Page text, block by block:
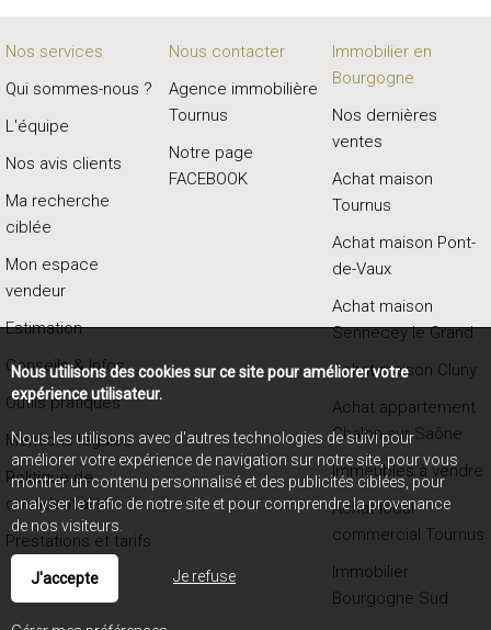
Nos services
Qui sommes-nous ?
L'équipe
Nos avis clients
Ma recherche
ciblée
Mon espace
vendeur
Estimation
Conseils & Infos
Outils pratiques
Mentions légales
Politique de
confidentialité
Prestations et tarifs
Nous contacter
Agence immobilière
Tournus
Notre page
FACEBOOK
Immobilier en
Bourgogne
Nos dernières
ventes
Achat maison
Tournus
Achat maison Pont-
de-Vaux
Achat maison
Sennecey le Grand
Achat maison Cluny
Achat appartement
Chalon-sur-Saône
Immeubles à vendre
Achat local
commercial Tournus
Immobilier
Bourgogne Sud
Nous utilisons des cookies sur ce site pour améliorer votre
expérience utilisateur.
Nous les utilisons avec d'autres technologies de suivi pour
améliorer votre expérience de navigation sur notre site, pour vous
montrer un contenu personnalisé et des publicités ciblées, pour
analyser le trafic de notre site et pour comprendre la provenance
de nos visiteurs.
J'accepte Je refuse